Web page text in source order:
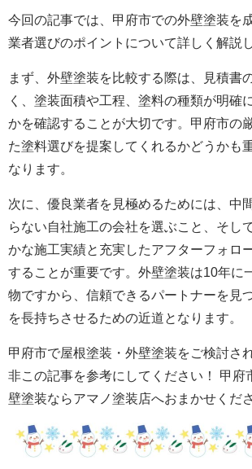
今回の記事では、甲府市での外壁塗装を
業者選びのポイントについて詳しく解説
まず、外壁塗装を比較する際は、見積書
く、塗装面積や工程、塗料の種類が明確
かを確認することが大切です。甲府市の
た塗料選びを提案してくれるかどうかも
なります。
次に、優良業者を見極めるためには、中
らない自社施工の会社を選ぶこと、そし
かな施工実績と充実したアフターフォロ
することが重要です。外壁塗装は10年に
物ですから、信頼できるパートナーを見
を長持ちさせるための近道となります。
甲府市で屋根塗装・外壁塗装をご検討さ
非この記事を参考にしてください！ 甲府
壁塗装ならアマノ塗装店へおまかせくだ